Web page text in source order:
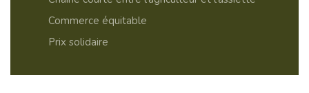
Commerce équitable
Prix ​​solidaire